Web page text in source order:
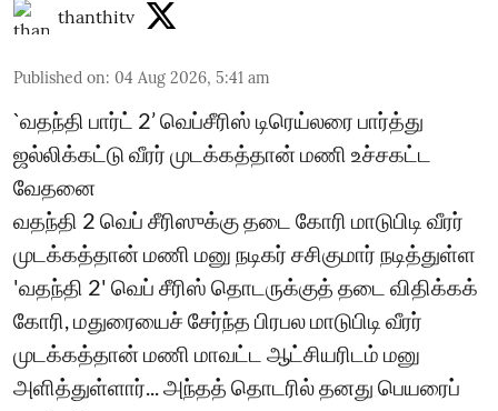
thanthitv
Published on: 04 Aug 2026, 5:41 am
`வதந்தி பார்ட் 2’ வெப்சீரிஸ் டிரெய்லரை பார்த்து
ஜல்லிக்கட்டு வீரர் முடக்கத்தான் மணி உச்சகட்ட
வேதனை
வதந்தி 2 வெப் சீரிஸுக்கு தடை கோரி மாடுபிடி வீரர்
முடக்கத்தான் மணி மனு நடிகர் சசிகுமார் நடித்துள்ள
'வதந்தி 2' வெப் சீரிஸ் தொடருக்குத் தடை விதிக்கக்
கோரி, மதுரையைச் சேர்ந்த பிரபல மாடுபிடி வீரர்
முடக்கத்தான் மணி மாவட்ட ஆட்சியரிடம் மனு
அளித்துள்ளார்... அந்தத் தொடரில் தனது பெயரைப்